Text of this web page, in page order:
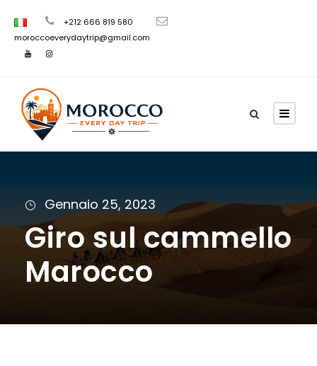
+212 666 819 580
moroccoeverydaytrip@gmail.com
Gennaio 25, 2023
Giro sul cammello
Marocco